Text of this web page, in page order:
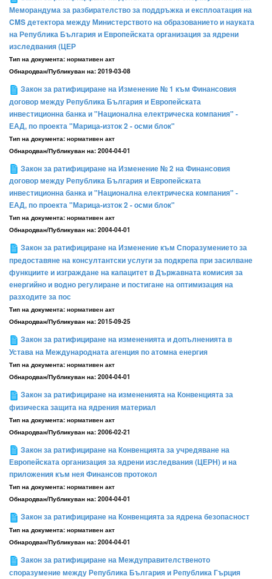
Меморандума за разбирателство за поддръжка и експлоатация на
CMS детектора между Министерството на образованието и науката
на Република България и Европейската организация за ядрени
изследвания (ЦЕР
Тип на документа: нормативен акт
Обнародван/Публикуван на: 2019-03-08
Закон за ратифициране на Изменение № 1 към Финансовия
договор между Република България и Европейската
инвестиционна банка и "Национална електрическа компания" -
ЕАД, по проекта "Марица-изток 2 - осми блок"
Тип на документа: нормативен акт
Обнародван/Публикуван на: 2004-04-01
Закон за ратифициране на Изменение № 2 на Финансовия
договор между Република България и Европейската
инвестиционна банка и "Национална електрическа компания" -
ЕАД, по проекта "Марица-изток 2 - осми блок"
Тип на документа: нормативен акт
Обнародван/Публикуван на: 2004-04-01
Закон за ратифициране на Изменение към Споразумението за
предоставяне на консултантски услуги за подкрепа при засилване
функциите и изграждане на капацитет в Държавната комисия за
енергийно и водно регулиране и постигане на оптимизация на
разходите за пос
Тип на документа: нормативен акт
Обнародван/Публикуван на: 2015-09-25
Закон за ратифициране на измененията и допълненията в
Устава на Международната агенция по атомна енергия
Тип на документа: нормативен акт
Обнародван/Публикуван на: 2004-04-01
Закон за ратифициране на измененията на Конвенцията за
физическа защита на ядрения материал
Тип на документа: нормативен акт
Обнародван/Публикуван на: 2006-02-21
Закон за ратифициране на Конвенцията за учредяване на
Европейската организация за ядрени изследвания (ЦЕРН) и на
приложения към нея Финансов протокол
Тип на документа: нормативен акт
Обнародван/Публикуван на: 2004-04-01
Закон за ратифициране на Конвенцията за ядрена безопасност
Тип на документа: нормативен акт
Обнародван/Публикуван на: 2004-04-01
Закон за ратифициране на Междуправителственото
споразумение между Република България и Република Гърция